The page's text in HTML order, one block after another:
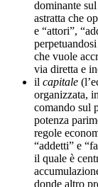
dominante
astratta che
e “attori”,
che vuole
via diretta e
il capitale
organizzata,
comando sul
potenza
regole
“addetti” e
il quale è
donde altro